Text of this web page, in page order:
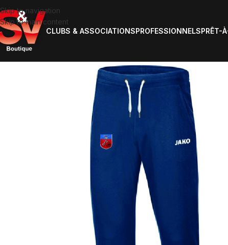
Skip to navigation
Skip to main content
CLUBS & ASSOCIATIONSPROFESSIONNELSPRÊT-